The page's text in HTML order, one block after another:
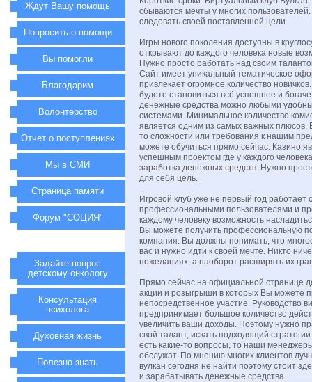
сбываются мечты у многих
следовать своей поставленной цели.
Игры нового поколения доступны в
открывают до каждого человека новые
Нужно просто работать над своим
Сайт имеет уникальный тематическое
привлекает огромное количество
будете становиться всё успешнее и
денежные средства можно любыми
системами. Минимальное количество
является одним из самых важных плюсов.
то сложности или требования к нашим
можете обучиться прямо сейчас. Казино
успешным проектом где у каждого
заработка денежных средств. Нужно
для себя цель.
Игровой клуб уже не первый год работает с
профессиональными пользователями и
каждому человеку возможность
Вы можете получить профессиональную
компания. Вы должны понимать, что
вас и нужно идти к своей мечте. Никто
пожеланиях, а наоборот расширять их
Прямо сейчас на официальной странице
акции и розыгрыши в которых Вы можете
непосредственное участие. Руководство
предпринимает большое количество
увеличить ваши доходы. Поэтому нужно
свой талант, искать подходящий
есть какие-то вопросы, то наши
обслужат. По мнению многих клиентов
вулкан сегодня не найти поэтому стоит
и зарабатывать денежные средства.
Ждут Вашу помощь
Попросить о помощи
Вы помогли
Благодарим
Волонтёрство
Отчет о поступлениях
Мы в СМИ
Страница памяти
Форум "СОЦИЯ"
Задайте вопрос
детскому онкологу
Консультация
психолога
Духовная жизнь
Полезно знать